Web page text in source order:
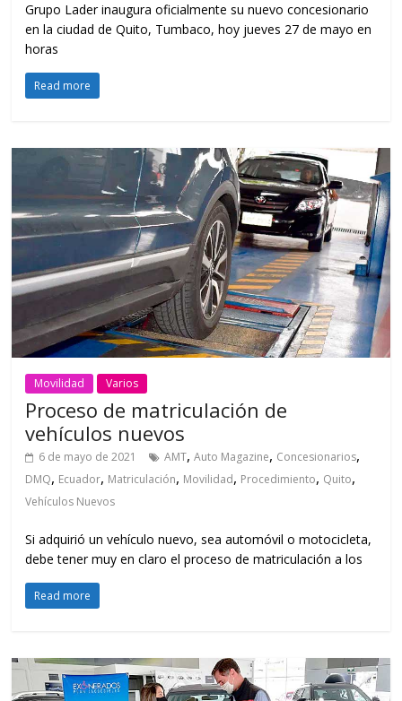
Grupo Lader inaugura oficialmente su nuevo concesionario
en la ciudad de Quito, Tumbaco, hoy jueves 27 de mayo en
horas
Read more
Movilidad Varios
Proceso de matriculación de
vehículos nuevos
6 de mayo de 2021 AMT,Auto Magazine, Concesionarios,
DMQ, Ecuador, Matriculación, Movilidad, Procedimiento, Quito,
Vehículos Nuevos
Si adquirió un vehículo nuevo, sea automóvil o motocicleta,
debe tener muy en claro el proceso de matriculación a los
Read more